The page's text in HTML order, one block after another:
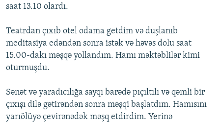
saat 13.10 olardı.
Teatrdan çıxıb otel odama getdim və duşlanıb
meditasiya edəndən sonra istək və həvəs dolu saat
15.00-dakı məşqə yollandım. Hamı məktəblilər kimi
oturmuşdu.
Sənət və yaradıcılığa sayqı barədə pıçıltılı və qəmli bir
çıxışı dilə gətirəndən sonra məşqi başlatdım. Hamısını
yarıölüyə çevirənədək məşq etdirdim. Yerinə